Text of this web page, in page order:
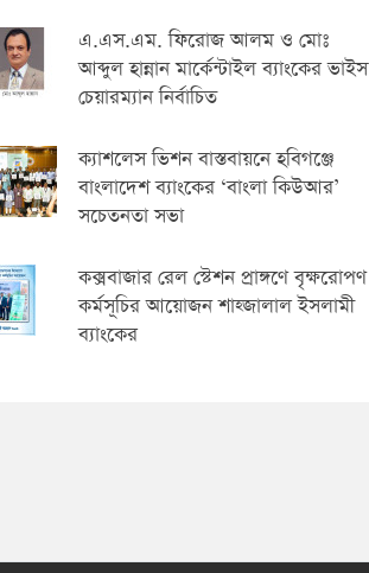
এ.এস.এম. ফিরোজ আলম ও মোঃ
আব্দুল হান্নান মার্কেন্টাইল ব্যাংকের ভাইস
চেয়ারম্যান নির্বাচিত
ক্যাশলেস ভিশন বাস্তবায়নে হবিগঞ্জে
বাংলাদেশ ব্যাংকের ‘বাংলা কিউআর’
সচেতনতা সভা
কক্সবাজার রেল স্টেশন প্রাঙ্গণে বৃক্ষরোপণ
কর্মসূচির আয়োজন শাহ্জালাল ইসলামী
ব্যাংকের